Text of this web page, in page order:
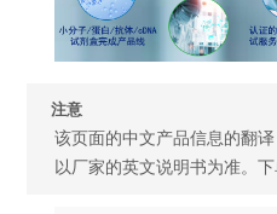
注意
该页面的中文产品信息的翻
以厂家的英文说明书为准。